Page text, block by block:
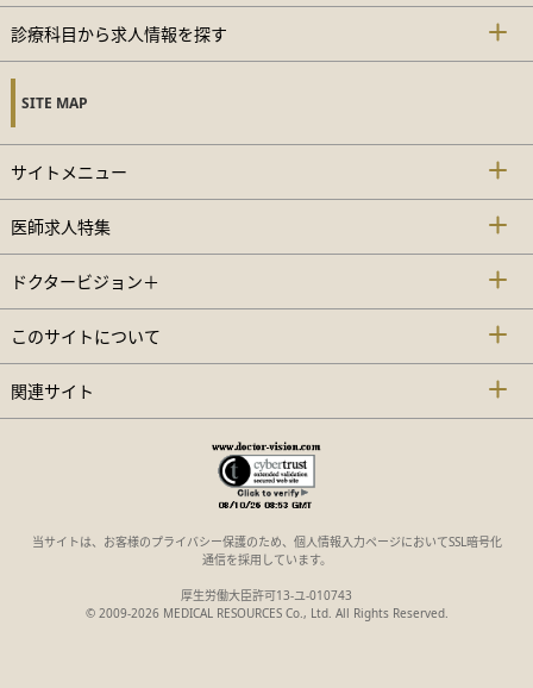
診療科目から求人情報を探す
SITE MAP
サイトメニュー
医師求人特集
ドクタービジョン＋
このサイトについて
関連サイト
当サイトは、お客様のプライバシー保護のため、個人情報入力ページにおいてSSL暗号化
通信を採用しています。
厚生労働大臣許可13-ユ-010743
© 2009-2026 MEDICAL RESOURCES Co., Ltd. All Rights Reserved.